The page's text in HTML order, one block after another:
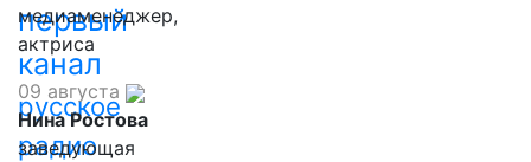
первый
канал
русское
радио
медиаменеджер,
актриса
09 августа
Нина Ростова
заведующая